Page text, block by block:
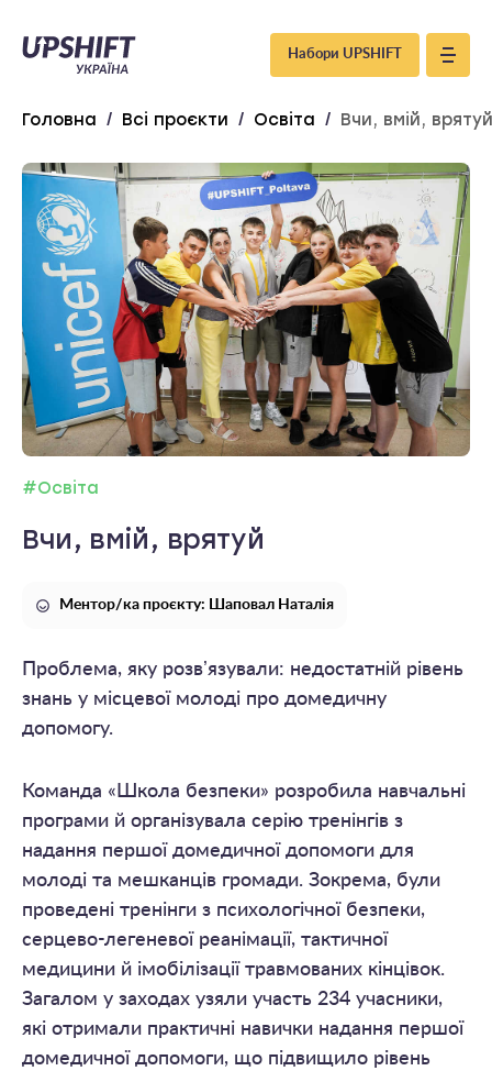
Upshift
–
Україна
Набори UPSHIFT
Головна / Всі проєкти / Освіта / Вчи, вмій, врятуй
#Освіта
Вчи, вмій, врятуй
Ментор/ка проєкту: Шаповал Наталія
Проблема, яку розвʼязували: недостатній рівень
знань у місцевої молоді про домедичну
допомогу.
Команда «Школа безпеки» розробила навчальні
програми й організувала серію тренінгів з
надання першої домедичної допомоги для
молоді та мешканців громади. Зокрема, були
проведені тренінги з психологічної безпеки,
серцево-легеневої реанімації, тактичної
медицини й імобілізації травмованих кінцівок.
Загалом у заходах узяли участь 234 учасники,
які отримали практичні навички надання першої
домедичної допомоги, що підвищило рівень